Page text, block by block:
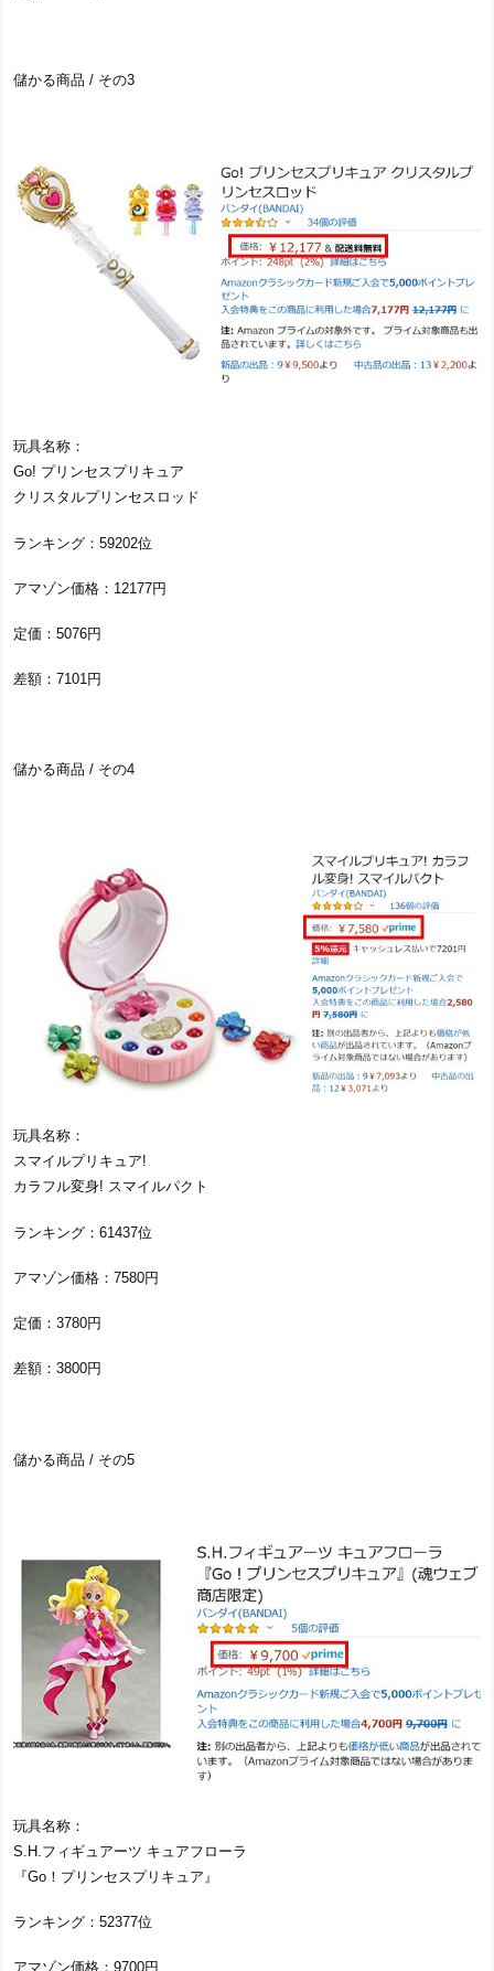
儲かる商品 / その3
玩具名称：
Go! プリンセスプリキュア
クリスタルプリンセスロッド
ランキング：59202位
アマゾン価格：12177円
定価：5076円
差額：7101円
儲かる商品 / その4
玩具名称：
スマイルプリキュア!
カラフル変身! スマイルパクト
ランキング：61437位
アマゾン価格：7580円
定価：3780円
差額：3800円
儲かる商品 / その5
玩具名称：
S.H.フィギュアーツ キュアフローラ
『Go！プリンセスプリキュア』
ランキング：52377位
アマゾン価格：9700円